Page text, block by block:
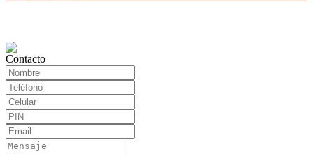
Contacto